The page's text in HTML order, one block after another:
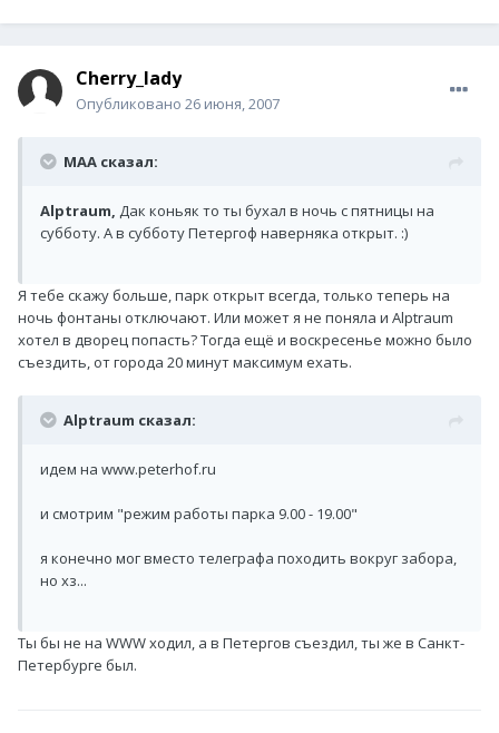
Cherry_lady
Опубликовано 26 июня, 2007
MAA сказал:
Alptraum, Дак коньяк то ты бухал в ночь с пятницы на
субботу. А в субботу Петергоф наверняка открыт. :)
Я тебе скажу больше, парк открыт всегда, только теперь на
ночь фонтаны отключают. Или может я не поняла и Alptraum
хотел в дворец попасть? Тогда ещё и воскресенье можно было
съездить, от города 20 минут максимум ехать.
Alptraum сказал:
идем на www.peterhof.ru
и смотрим "режим работы парка 9.00 - 19.00"
я конечно мог вместо телеграфа походить вокруг забора,
но хз...
Ты бы не на WWW ходил, а в Петергов съездил, ты же в Санкт-
Петербурге был.